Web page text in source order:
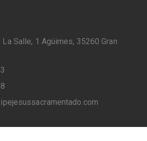
Salle, 1 Agüimes, 35260 Gran